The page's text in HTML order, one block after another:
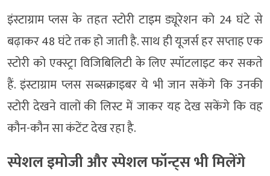
इंस्टाग्राम प्लस के तहत स्टोरी टाइम ड्यूरेशन को 24 घंटे से
बढ़ाकर 48 घंटे तक हो जाती है. साथ ही यूजर्स हर सप्ताह एक
स्टोरी को एक्स्ट्रा विजिबिलिटी के लिए स्पॉटलाइट कर सकते
हैं. इंस्टाग्राम प्लस सब्सक्राइबर ये भी जान सकेंगे कि उनकी
स्टोरी देखने वालों की लिस्ट में जाकर यह देख सकेंगे कि वह
कौन-कौन सा कंटेंट देख रहा है.
स्पेशल इमोजी और स्पेशल फॉन्ट्स भी मिलेंगे